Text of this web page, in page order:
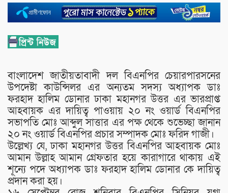
বাংলাদেশ জাতীয়তাবাদী দল বিএনপির চেয়ারপারসনের
উপদেষ্টা কাউন্সিলর এর অন‍্যতম সদস্য অধ‍্যাপক ডাঃ
ফরহাদ হালিম ডোনার ঢাকা মহানগর উত্তর এর ভারপ্রাপ্ত
আহবায়ক এর দায়িত্ব পাওয়ায় ২০ নং ওয়ার্ড বিএনপির
সভাপতি মোঃ আব্দুল সাত্তার এর পক্ষ থেকে শুভেচ্ছা জানান
২০ নং ওয়ার্ড বিএনপির প্রচার সম্পাদক মোঃ ফরিদ গাজী।
উল্লেখ্য যে, ঢাকা মহানগর উত্তর বিএনপির আহবায়ক মোঃ
আমান উল্লাহ আমান গ্রেফতার হয়ে কারাগারে থাকায় এই
শূন‍্যে পদে অধ‍্যাপক ডাঃ ফরহাদ হালিম ডোনার কে দায়িত্ব
প্রদান করা হয়।